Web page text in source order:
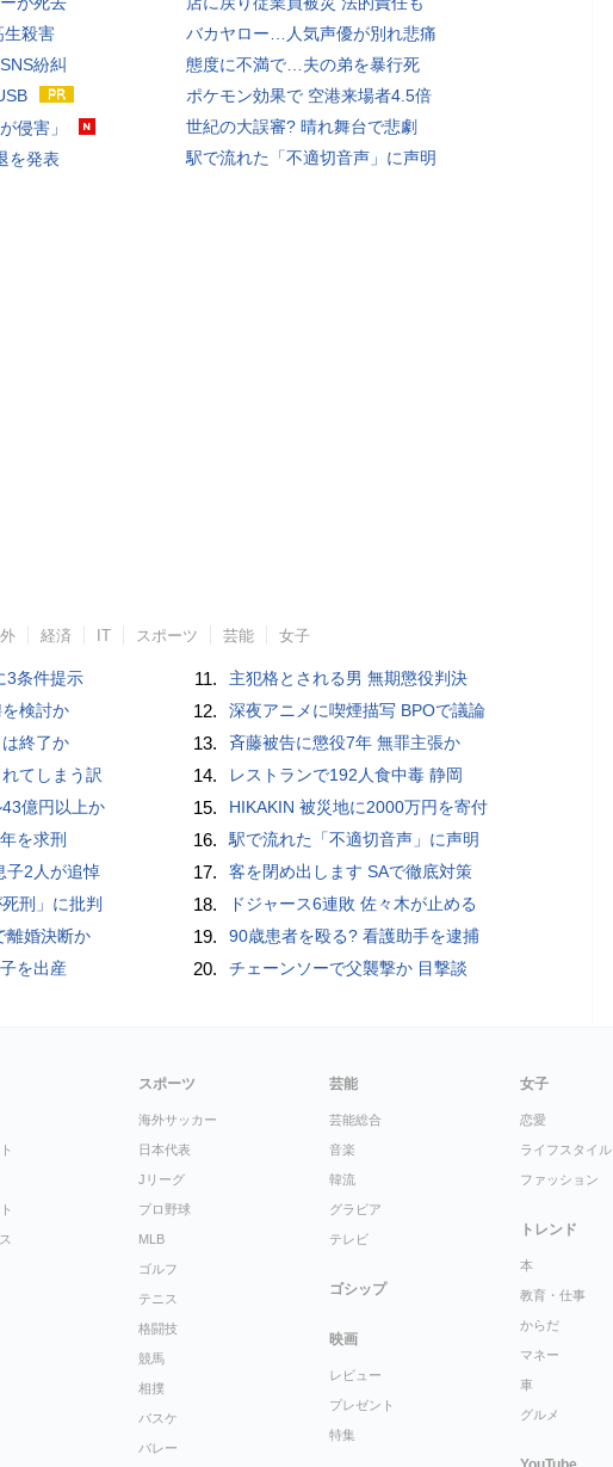
生殺害
紛糾
侵害」
を発表
バカヤロー…人気声優が別れ悲痛
態度に不満で…夫の弟を暴行死
ポケモン効果で 空港来場者4.5倍
世紀の大誤審? 晴れ舞台で悲劇
駅で流れた「不適切音声」に声明
経済 IT スポーツ 芸能 女子
3条件提示
検討か
終了か
れてしまう訳
億円以上か
を求刑
子2人が追悼
刑」に批判
離婚決断か
を出産
11. 主犯格とされる男 無期懲役判決
12. 深夜アニメに喫煙描写 BPOで議論
13. 斉藤被告に懲役7年 無罪主張か
14. レストランで192人食中毒 静岡
15. HIKAKIN 被災地に2000万円を寄付
16. 駅で流れた「不適切音声」に声明
17. 客を閉め出します SAで徹底対策
18. ドジャース6連敗 佐々木が止める
19. 90歳患者を殴る? 看護助手を逮捕
20. チェーンソーで父襲撃か 目撃談
スポーツ
海外サッカー
日本代表
Jリーグ
プロ野球
MLB
ゴルフ
テニス
格闘技
競馬
相撲
バスケ
バレー
芸能
芸能総合
音楽
韓流
グラビア
テレビ
ゴシップ
映画
レビュー
プレゼント
特集
女子
恋愛
ライフスタイル
ファッション
トレンド
本
教育・仕事
からだ
マネー
車
グルメ